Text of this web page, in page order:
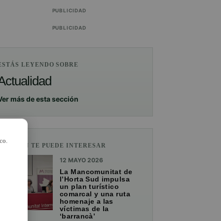
PUBLICIDAD
PUBLICIDAD
LEYENDO SOBRE
más de esta sección
TAMBIÉN TE PUEDE INTERESAR
12 MAYO 2026
La Mancomunitat de
l’Horta Sud impulsa
un plan turístico
comarcal y una ruta
homenaje a las
víctimas de la
‘barrancà’